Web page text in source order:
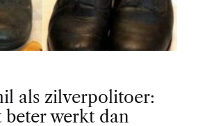
als zilverpolitoer:
werkt dan